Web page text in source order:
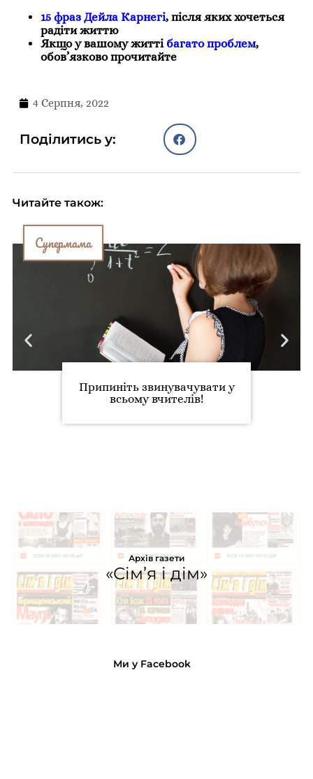
15 фраз Дейла Карнегі, після яких хочеться
радіти життю
Якщо у вашому життібагато проблем,
обов’язково прочитайте
4 Серпня, 2022
Поділитись у:
Читайте також:
Супермама
Припиніть звинувачувати у
всьому вчителів!
Архів газети
«Сім’я і дім»
Ми у Facebook